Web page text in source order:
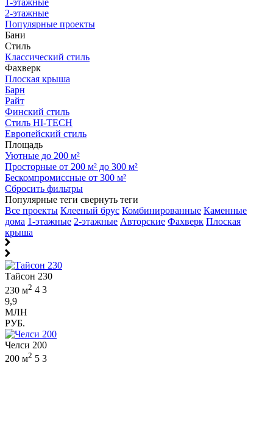
1-этажные
2-этажные
Популярные проекты
Бани
Стиль
Классический стиль
Фахверк
Плоская крыша
Барн
Райт
Финский стиль
Стиль HI-TECH
Европейский стиль
Площадь
Уютные до 200 м²
Просторные от 200 м² до 300 м²
Бескомпромиссные от 300 м²
Сбросить фильтры
Популярные теги свернуть теги
Все проекты Клееный брус Комбинированные Каменные
дома 1-этажные 2-этажные Авторские Фахверк Плоская
крыша
Тайсон 230
230 м2 4 3
9,9
МЛН
РУБ.
Челси 200
200 м2 5 3